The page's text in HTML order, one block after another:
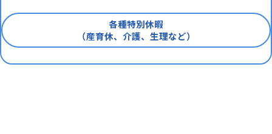
各種特別休暇
（産育休、介護、生理など）